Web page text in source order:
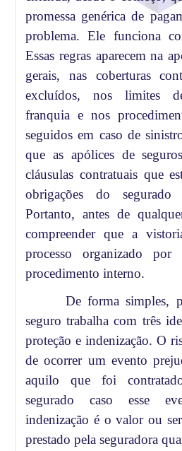
promessa genérica de
problema. Ele funciona
Essas regras aparecem na
gerais, nas coberturas
excluídos, nos limites
franquia e nos
seguidos em caso de
que as apólices de
cláusulas contratuais que
obrigações do
Portanto, antes de
compreender que a
processo organizado
procedimento interno.
De forma simples,
seguro trabalha com três
proteção e indenização. O
de ocorrer um evento
aquilo que foi
segurado caso esse
indenização é o valor ou
prestado pela seguradora